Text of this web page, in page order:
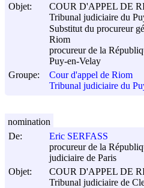
Objet:
COUR D'APPEL DE
Tribunal judiciaire du
Substitut du procureur
Riom
procureur de la
Puy-en-Velay
Groupe:
Cour d'appel de Riom
Tribunal judiciaire du
De:
Eric SERFASS
procureur de la
judiciaire de Paris
Objet:
COUR D'APPEL DE
Tribunal judiciaire de
nomination